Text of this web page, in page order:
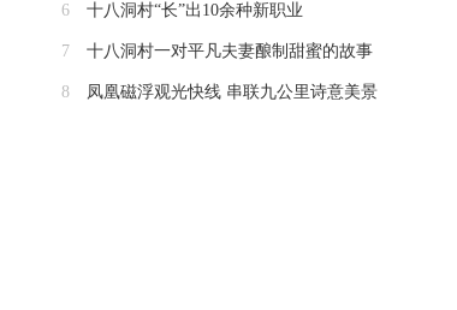
6 十八洞村“长”出10余种新职业
7 十八洞村一对平凡夫妻酿制甜蜜的故事
8 凤凰磁浮观光快线 串联九公里诗意美景